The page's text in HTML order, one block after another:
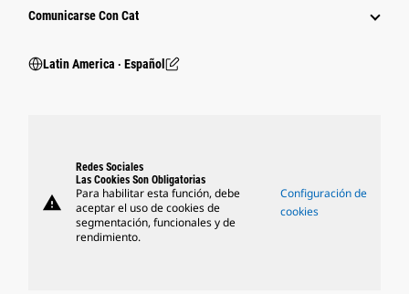
Comunicarse Con Cat
Latin America ‧ Español
warning
Redes Sociales
Las Cookies Son Obligatorias
Para habilitar esta función, debe
aceptar el uso de cookies de
segmentación, funcionales y de
rendimiento.
Configuración de
cookies